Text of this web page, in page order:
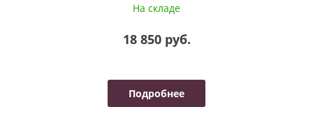
На складе
18 850 руб.
Подробнее